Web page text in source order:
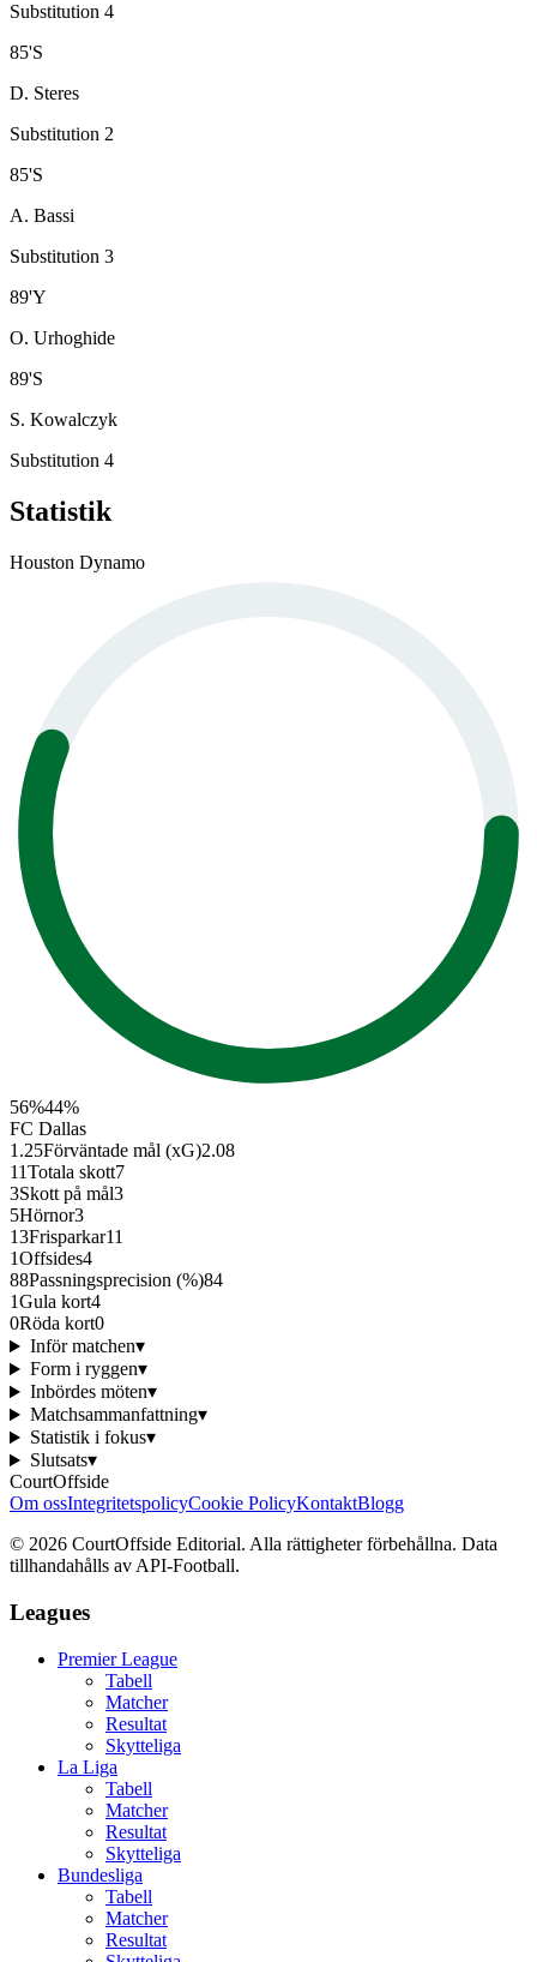
Substitution 4
85'S
D. Steres
Substitution 2
85'S
A. Bassi
Substitution 3
89'Y
O. Urhoghide
89'S
S. Kowalczyk
Substitution 4
Statistik
Houston Dynamo
56%44%
FC Dallas
1.25Förväntade mål (xG)2.08
11Totala skott7
3Skott på mål3
5Hörnor3
13Frisparkar11
1Offsides4
88Passningsprecision (%)84
1Gula kort4
0Röda kort0
Inför matchen▾
Form i ryggen▾
Inbördes möten▾
Matchsammanfattning▾
Statistik i fokus▾
Slutsats▾
CourtOffside
Om ossIntegritetspolicyCookie PolicyKontaktBlogg
© 2026 CourtOffside Editorial. Alla rättigheter förbehållna. Data
tillhandahålls av API-Football.
Leagues
Premier League
Tabell
Matcher
Resultat
Skytteliga
La Liga
Tabell
Matcher
Resultat
Skytteliga
Bundesliga
Tabell
Matcher
Resultat